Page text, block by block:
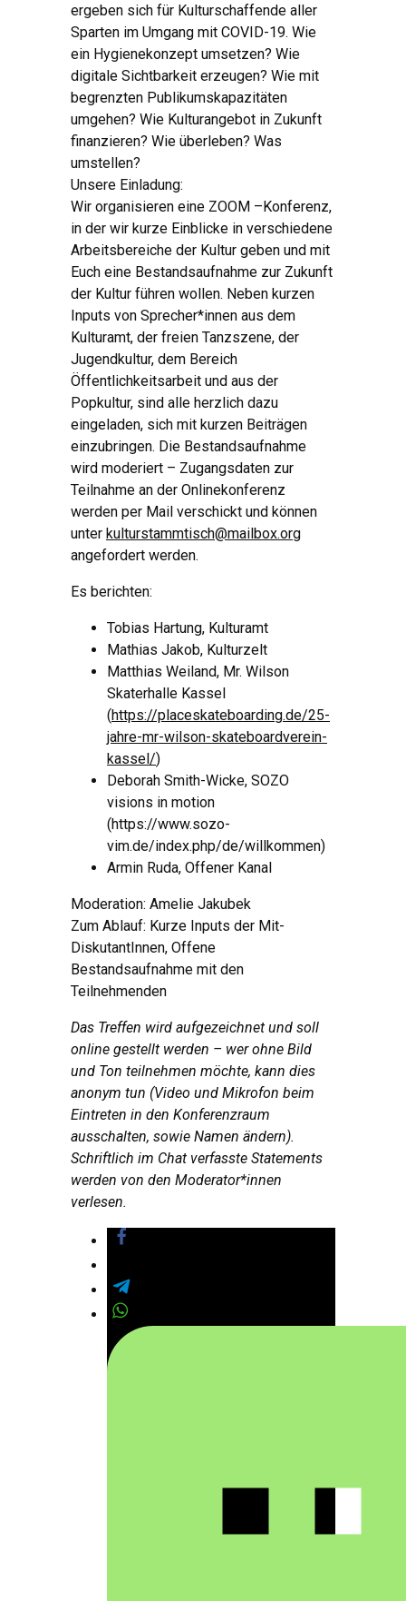
ergeben sich für Kulturschaffende aller
Sparten im Umgang mit COVID-19. Wie
ein Hygienekonzept umsetzen? Wie
digitale Sichtbarkeit erzeugen? Wie mit
begrenzten Publikumskapazitäten
umgehen? Wie Kulturangebot in Zukunft
finanzieren? Wie überleben? Was
umstellen?
Unsere Einladung:
Wir organisieren eine ZOOM –Konferenz,
in der wir kurze Einblicke in verschiedene
Arbeitsbereiche der Kultur geben und mit
Euch eine Bestandsaufnahme zur Zukunft
der Kultur führen wollen. Neben kurzen
Inputs von Sprecher*innen aus dem
Kulturamt, der freien Tanzszene, der
Jugendkultur, dem Bereich
Öffentlichkeitsarbeit und aus der
Popkultur, sind alle herzlich dazu
eingeladen, sich mit kurzen Beiträgen
einzubringen. Die Bestandsaufnahme
wird moderiert – Zugangsdaten zur
Teilnahme an der Onlinekonferenz
werden per Mail verschickt und können
unter kulturstammtisch@mailbox.org
angefordert werden.
Es berichten:
Tobias Hartung, Kulturamt
Mathias Jakob, Kulturzelt
Matthias Weiland, Mr. Wilson
Skaterhalle Kassel
(https://placeskateboarding.de/25-
jahre-mr-wilson-skateboardverein-
kassel/)
Deborah Smith-Wicke, SOZO
visions in motion
(https://www.sozo-
vim.de/index.php/de/willkommen)
Armin Ruda, Offener Kanal
Moderation: Amelie Jakubek
Zum Ablauf: Kurze Inputs der Mit-
DiskutantInnen, Offene
Bestandsaufnahme mit den
Teilnehmenden
Das Treffen wird aufgezeichnet und soll
online gestellt werden – wer ohne Bild
und Ton teilnehmen möchte, kann dies
anonym tun (Video und Mikrofon beim
Eintreten in den Konferenzraum
ausschalten, sowie Namen ändern).
Schriftlich im Chat verfasste Statements
werden von den Moderator*innen
verlesen.